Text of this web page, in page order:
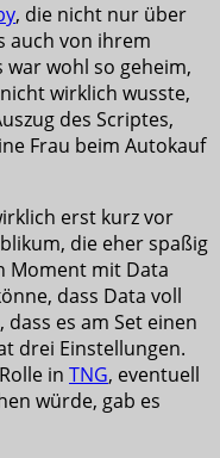
, die nicht nur über
auch von ihrem
war wohl so geheim,
wirklich wusste,
des Scriptes,
Frau beim Autokauf
erst kurz vor
die eher spaßig
Moment mit Data
dass Data voll
es am Set einen
drei Einstellungen.
in TNG, eventuell
würde, gab es